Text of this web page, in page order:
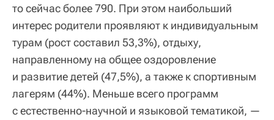
то сейчас более 790. При этом наибольший
интерес родители проявляют к индивидуальным
турам (рост составил 53,3%), отдыху,
направленному на общее оздоровление
и развитие детей (47,5%), а также к спортивным
лагерям (44%). Меньше всего программ
с естественно-научной и языковой тематикой, —